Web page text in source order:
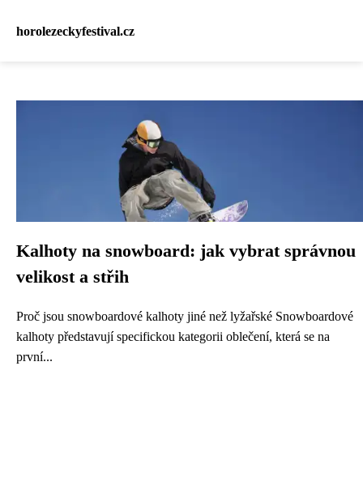
horolezeckyfestival.cz
Kalhoty na snowboard: jak vybrat správnou
velikost a střih
Proč jsou snowboardové kalhoty jiné než lyžařské Snowboardové
kalhoty představují specifickou kategorii oblečení, která se na
první...